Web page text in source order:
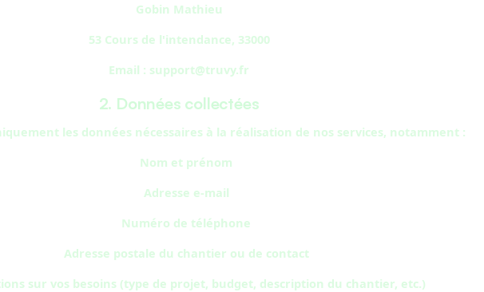
Gobin Mathieu
53 Cours de l'intendance, 33000
Email : support@truvy.fr
2. Données collectées
les données nécessaires à la réalisation de nos services, notamment :
Nom et prénom
Adresse e-mail
Numéro de téléphone
Adresse postale du chantier ou de contact
sur vos besoins (type de projet, budget, description du chantier, etc.)